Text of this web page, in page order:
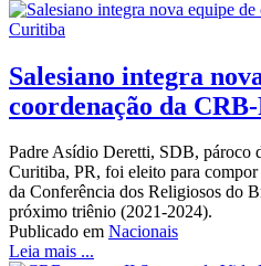
Salesiano integra
coordenação da
Padre Asídio Deretti, SDB, pároco
Curitiba, PR, foi eleito para
da Conferência dos Religiosos do
próximo triênio (2021-2024).
Publicado em Nacionais
Leia mais ...